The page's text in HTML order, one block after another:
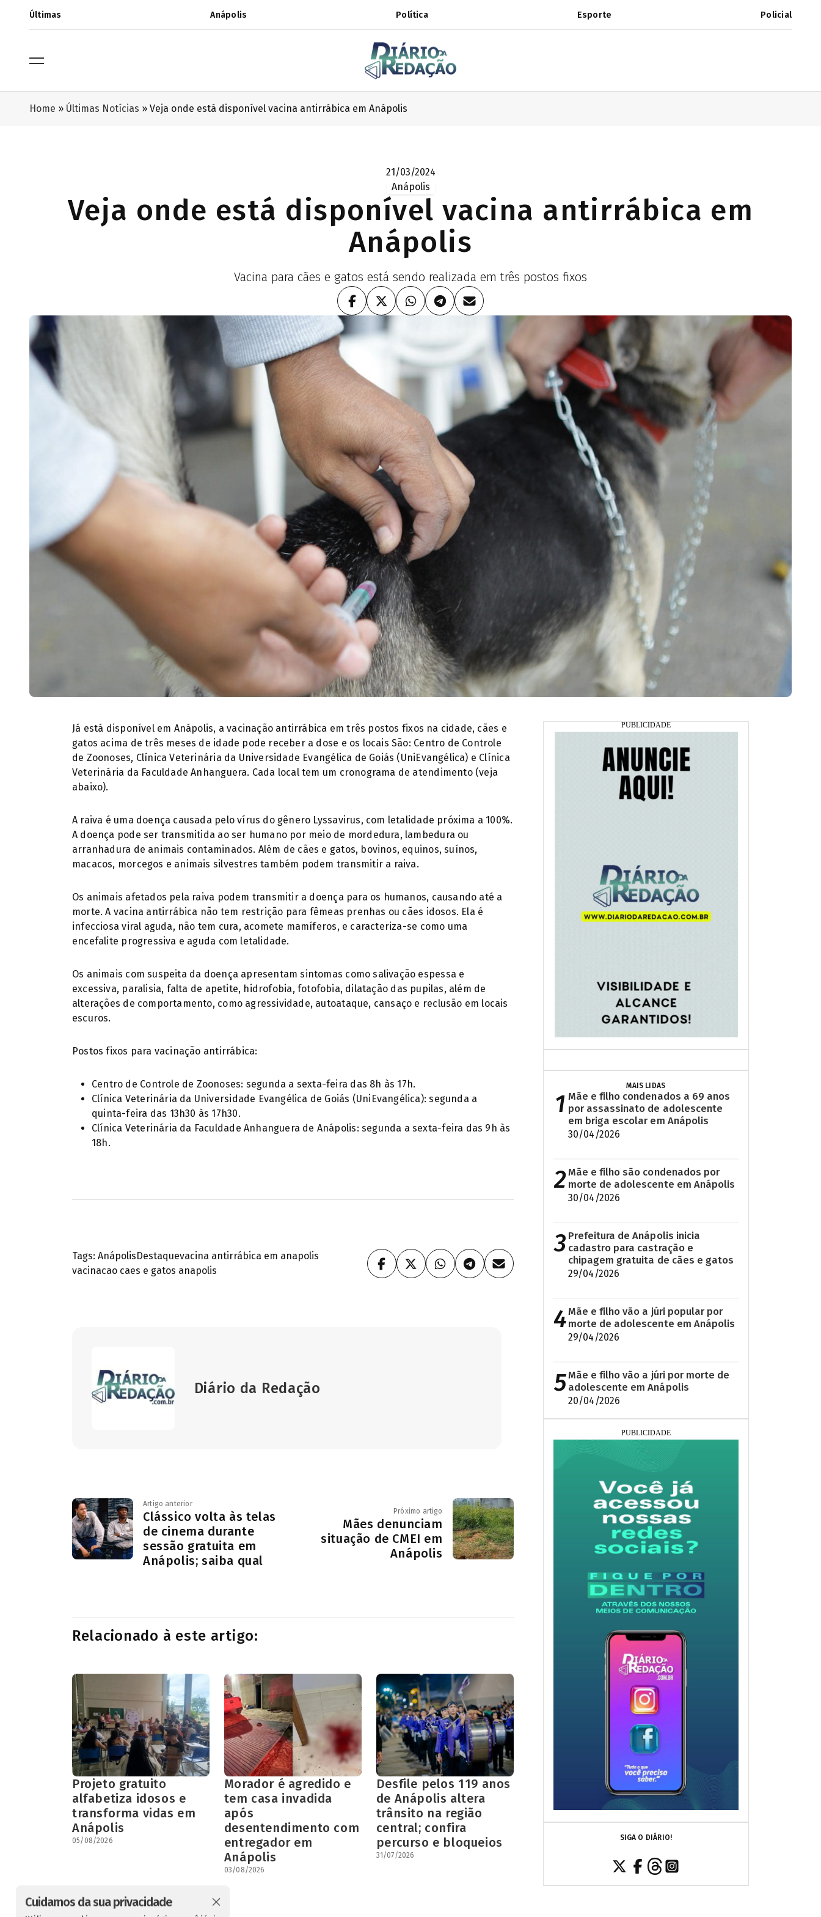
Cuidamos da sua privacidade
Últimas Anápolis Política Esporte Policial
Home » Últimas Notícias » Veja onde está disponível vacina antirrábica em Anápolis
21/03/2024
Anápolis
Veja onde está disponível vacina antirrábica em
Anápolis
Vacina para cães e gatos está sendo realizada em três postos fixos
Vacina antirrábica evita doença infecciosa viral aguda em cães e gatos (Foto: Reprodução)
Já está disponível em Anápolis, a vacinação antirrábica em três postos fixos na cidade, cães e
gatos acima de três meses de idade pode receber a dose e os locais São: Centro de Controle
de Zoonoses, Clínica Veterinária da Universidade Evangélica de Goiás (UniEvangélica) e Clínica
Veterinária da Faculdade Anhanguera. Cada local tem um cronograma de atendimento (veja
abaixo).
A raiva é uma doença causada pelo vírus do gênero Lyssavirus, com letalidade próxima a 100%.
A doença pode ser transmitida ao ser humano por meio de mordedura, lambedura ou
arranhadura de animais contaminados. Além de cães e gatos, bovinos, equinos, suínos,
macacos, morcegos e animais silvestres também podem transmitir a raiva.
Os animais afetados pela raiva podem transmitir a doença para os humanos, causando até a
morte. A vacina antirrábica não tem restrição para fêmeas prenhas ou cães idosos. Ela é
infecciosa viral aguda, não tem cura, acomete mamíferos, e caracteriza-se como uma
encefalite progressiva e aguda com letalidade.
Os animais com suspeita da doença apresentam sintomas como salivação espessa e
excessiva, paralisia, falta de apetite, hidrofobia, fotofobia, dilatação das pupilas, além de
alterações de comportamento, como agressividade, autoataque, cansaço e reclusão em locais
escuros.
Postos fixos para vacinação antirrábica:
Centro de Controle de Zoonoses: segunda a sexta-feira das 8h às 17h.
Clínica Veterinária da Universidade Evangélica de Goiás (UniEvangélica): segunda a
quinta-feira das 13h30 às 17h30.
Clínica Veterinária da Faculdade Anhanguera de Anápolis: segunda a sexta-feira das 9h às
18h.
Tags: AnápolisDestaquevacina antirrábica em anapolis
vacinacao caes e gatos anapolis
Diário da Redação
Artigo anterior
Clássico volta às telas
de cinema durante
sessão gratuita em
Anápolis; saiba qual
Próximo artigo
Mães denunciam
situação de CMEI em
Anápolis
Relacionado à este artigo:
Projeto gratuito
alfabetiza idosos e
transforma vidas em
Anápolis
05/08/2026
Morador é agredido e
tem casa invadida
após
desentendimento com
entregador em
Anápolis
03/08/2026
Desfile pelos 119 anos
de Anápolis altera
trânsito na região
central; confira
percurso e bloqueios
31/07/2026
MAIS LIDAS
1 Mãe e filho condenados a 69 anos
por assassinato de adolescente
em briga escolar em Anápolis
30/04/2026
2Mãe e filho são condenados por
morte de adolescente em Anápolis
30/04/2026
3 Prefeitura de Anápolis inicia
cadastro para castração e
chipagem gratuita de cães e gatos
29/04/2026
4Mãe e filho vão a júri popular por
morte de adolescente em Anápolis
29/04/2026
5Mãe e filho vão a júri por morte de
adolescente em Anápolis
20/04/2026
SIGA O DIÁRIO!